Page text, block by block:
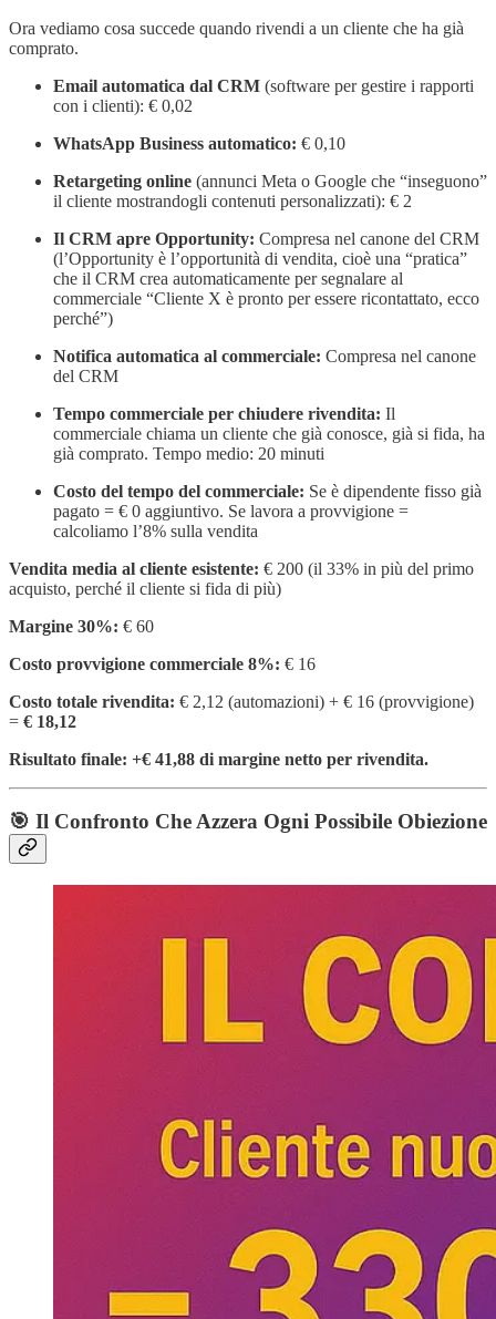
Ora vediamo cosa succede quando rivendi a un cliente che ha già
comprato.
Email automatica dal CRM (software per gestire i rapporti
con i clienti): € 0,02
WhatsApp Business automatico: € 0,10
Retargeting online (annunci Meta o Google che “inseguono”
il cliente mostrandogli contenuti personalizzati): € 2
Il CRM apre Opportunity: Compresa nel canone del CRM
(l’Opportunity è l’opportunità di vendita, cioè una “pratica”
che il CRM crea automaticamente per segnalare al
commerciale “Cliente X è pronto per essere ricontattato, ecco
perché”)
Notifica automatica al commerciale: Compresa nel canone
del CRM
Tempo commerciale per chiudere rivendita: Il
commerciale chiama un cliente che già conosce, già si fida, ha
già comprato. Tempo medio: 20 minuti
Costo del tempo del commerciale: Se è dipendente fisso già
pagato = € 0 aggiuntivo. Se lavora a provvigione =
calcoliamo l’8% sulla vendita
Vendita media al cliente esistente: € 200 (il 33% in più del primo
acquisto, perché il cliente si fida di più)
Margine 30%: € 60
Costo provvigione commerciale 8%: € 16
Costo totale rivendita: € 2,12 (automazioni) + € 16 (provvigione)
= € 18,12
Risultato finale: +€ 41,88 di margine netto per rivendita.
🎯 Il Confronto Che Azzera Ogni Possibile Obiezione